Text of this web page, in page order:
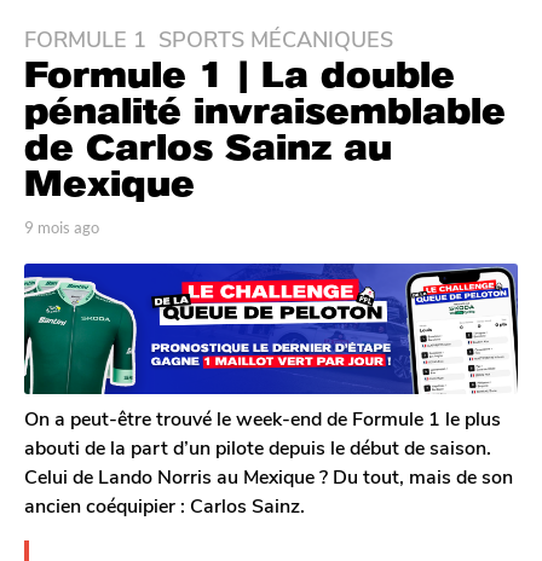
9
m
i
s
9
m
o
i
s
a
g
o
FORMULE 1 ,SPORTS MÉCANIQUES
Formule 1 | La double
pénalité invraisemblable
de Carlos Sainz au
Mexique
p
r
T
o
m
G
a
l
r
o
n
9 mois ago
i
s
g
o
On a peut-être trouvé le week-end de Formule 1 le plus
abouti de la part d’un pilote depuis le début de saison.
Celui de Lando Norris au Mexique ? Du tout, mais de son
ancien coéquipier : Carlos Sainz.